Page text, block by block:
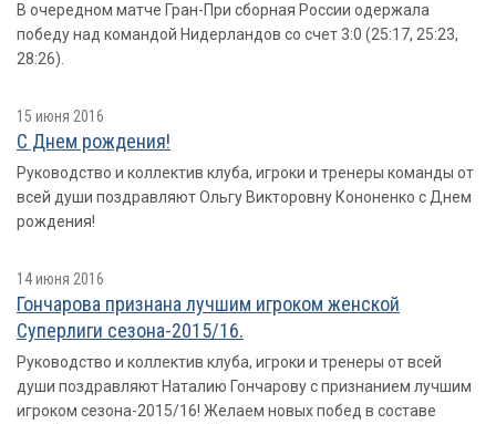
В очередном матче Гран-При сборная России одержала
победу над командой Нидерландов со счет 3:0 (25:17, 25:23,
28:26).
15 июня 2016
С Днем рождения!
Руководство и коллектив клуба, игроки и тренеры команды от
всей души поздравляют Ольгу Викторовну Кононенко с Днем
рождения!
14 июня 2016
Гончарова признана лучшим игроком женской
Суперлиги сезона-2015/16.
Руководство и коллектив клуба, игроки и тренеры от всей
души поздравляют Наталию Гончарову с признанием лучшим
игроком сезона-2015/16! Желаем новых побед в составе